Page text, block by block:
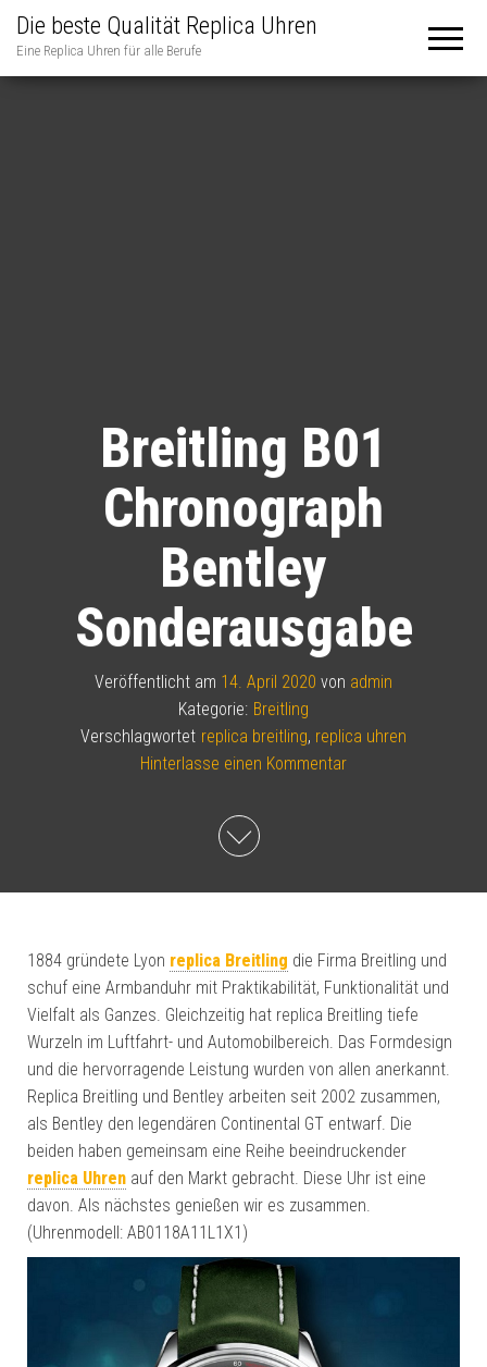
Die beste Qualität Replica Uhren
Eine Replica Uhren für alle Berufe
Breitling B01
Chronograph
Bentley
Sonderausgabe
Veröffentlicht am 14. April 2020 von admin
Kategorie: Breitling
Verschlagwortet replica breitling, replica uhren
Hinterlasse einen Kommentar
1884 gründete Lyon replica Breitling die Firma Breitling und
schuf eine Armbanduhr mit Praktikabilität, Funktionalität und
Vielfalt als Ganzes. Gleichzeitig hat replica Breitling tiefe
Wurzeln im Luftfahrt- und Automobilbereich. Das Formdesign
und die hervorragende Leistung wurden von allen anerkannt.
Replica Breitling und Bentley arbeiten seit 2002 zusammen,
als Bentley den legendären Continental GT entwarf. Die
beiden haben gemeinsam eine Reihe beeindruckender
replica Uhren auf den Markt gebracht. Diese Uhr ist eine
davon. Als nächstes genießen wir es zusammen.
(Uhrenmodell: AB0118A11L1X1)